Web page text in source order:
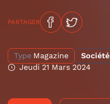
PARTAGER
Type Magazine Société
Jeudi 21 Mars 2024